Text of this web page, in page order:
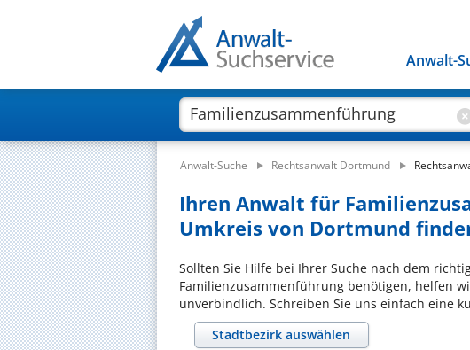
Anwalt-
Anwalt-Suche Rechtsanwalt Dortmund
Ihren Anwalt für
Umkreis von Dortmund
Sollten Sie Hilfe bei Ihrer Suche nach dem
Familienzusammenführung benötigen, helfen
unverbindlich. Schreiben Sie uns einfach eine
Stadtbezirk auswählen